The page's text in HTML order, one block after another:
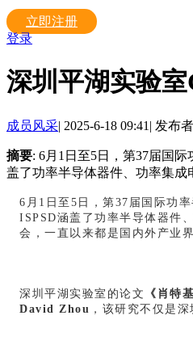
立即注册
登录
深圳平湖实验
成员风采| 2025-6-18 09:41 | 发布
摘要: 6月1日至5日，第37届国际
盖了功率半导体器件、功率集成
6月1日至5日，第37届国际功
ISPSD涵盖了功率半导体器件
会，一直以来都是国内外产业
深圳平湖实验室的论文 《肖特
David Zhou ，该研究不仅是